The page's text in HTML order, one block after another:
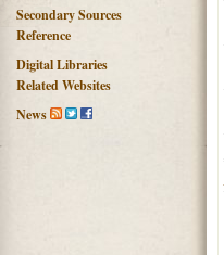
Secondary Sources
Reference
Digital Libraries
Related Websites
News